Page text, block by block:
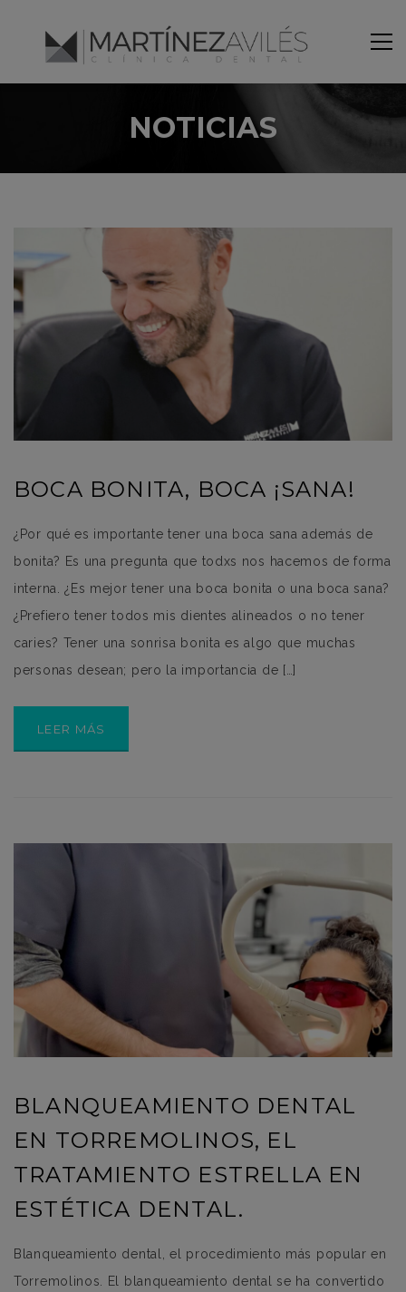
NOTICIAS
BOCA BONITA, BOCA ¡SANA!
¿Por qué es importante tener una boca sana además de
bonita? Es una pregunta que todxs nos hacemos de forma
interna. ¿Es mejor tener una boca bonita o una boca sana?
¿Prefiero tener todos mis dientes alineados o no tener
caries? Tener una sonrisa bonita es algo que muchas
personas desean; pero la importancia de […]
LEER MÁS
BLANQUEAMIENTO DENTAL
EN TORREMOLINOS, EL
TRATAMIENTO ESTRELLA EN
ESTÉTICA DENTAL.
Blanqueamiento dental, el procedimiento más popular en
Torremolinos. El blanqueamiento dental se ha convertido